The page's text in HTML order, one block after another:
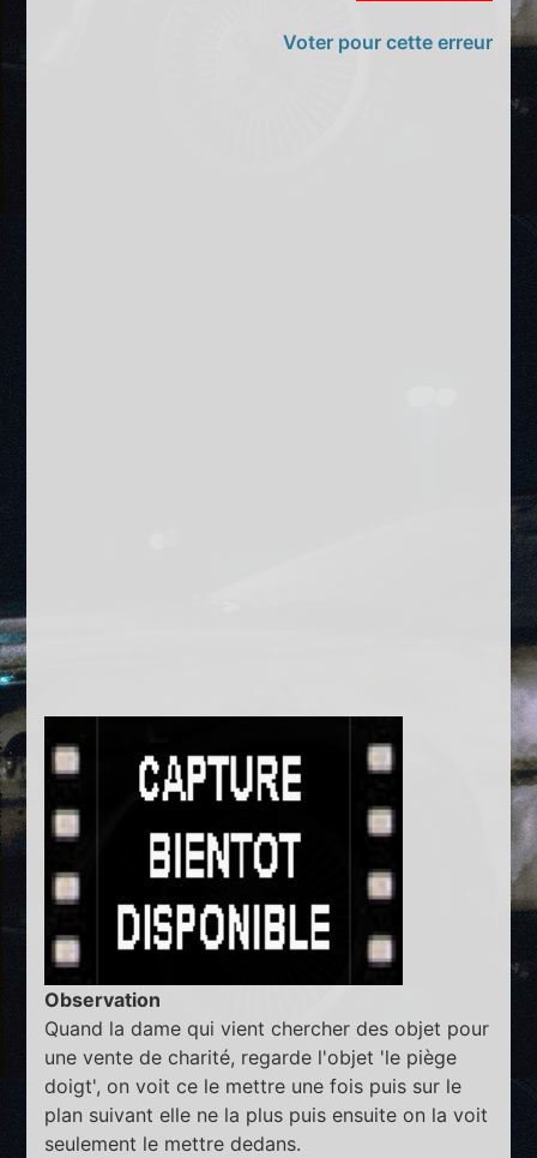
Voter pour cette erreur
Observation
Quand la dame qui vient chercher des objet pour
une vente de charité, regarde l'objet 'le piège
doigt', on voit ce le mettre une fois puis sur le
plan suivant elle ne la plus puis ensuite on la voit
seulement le mettre dedans.